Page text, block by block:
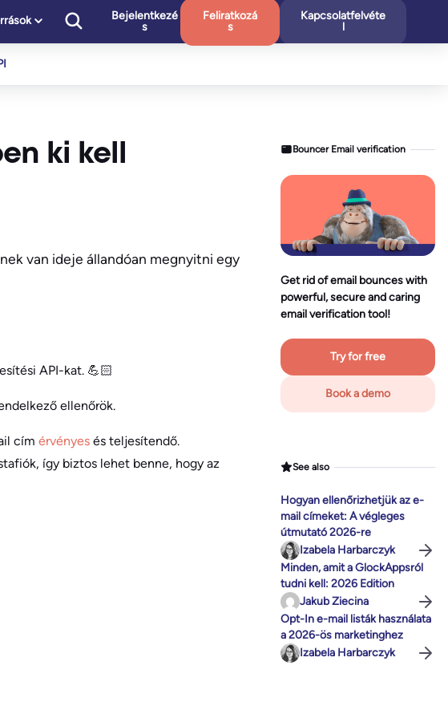
Bejelentkezé
s
Feliratkozá
s
Kapcsolatfelvéte
l
ki kell
van ideje állandóan megnyitni egy
API-kat. 💪🏻
ellenőrök.
cím érvényes és teljesítendő.
így biztos lehet benne, hogy az
Bouncer Email verification
Get rid of email bounces with
powerful, secure and caring
email verification tool!
Try for free
Book a demo
See also
Hogyan ellenőrizhetjük az e-
mail címeket: A végleges
útmutató 2026-re
Izabela Harbarczyk
Minden, amit a GlockAppsról
tudni kell: 2026 Edition
Jakub Ziecina
Opt-In e-mail listák használata
a 2026-ös marketinghez
Izabela Harbarczyk